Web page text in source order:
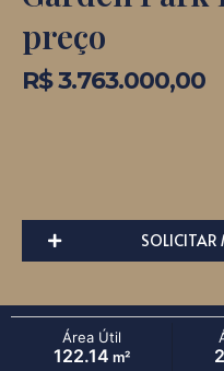
preço
R$ 3.763.000,00
SOLICITAR
Área Útil
122.14 m²